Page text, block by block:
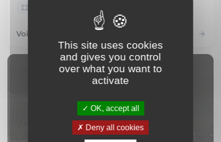
Voir le bien
This site uses cookies
and gives you control
over what you want to
activate
OK, accept all
Deny all cookies